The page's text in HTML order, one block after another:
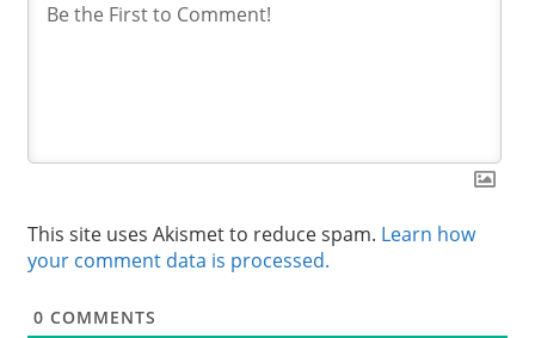
This site uses Akismet to reduce spam. Learn how
your comment data is processed.
0 COMMENTS